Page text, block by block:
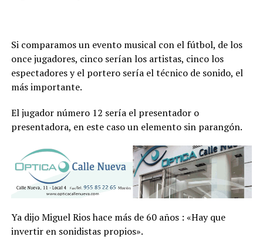
Si comparamos un evento musical con el fútbol, de los
once jugadores, cinco serían los artistas, cinco los
espectadores y el portero sería el técnico de sonido, el
más importante.
El jugador número 12 sería el presentador o
presentadora, en este caso un elemento sin parangón.
Ya dijo Miguel Rios hace más de 60 años : «Hay que
invertir en sonidistas propios».